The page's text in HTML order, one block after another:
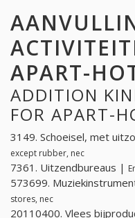
APART-
ADDITION
FOR APART-
3149. Schoeisel, met
except rubber, nec
7361. Uitzendbureaus |
573699.
stores, nec
20110400. Vlees